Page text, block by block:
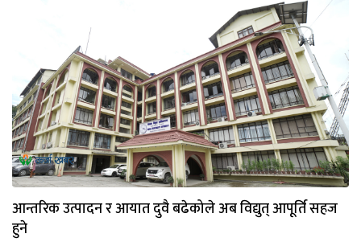
आन्तरिक उत्पादन र आयात दुवै बढेकोले अब विद्युत् आपूर्ति सहज
हुने